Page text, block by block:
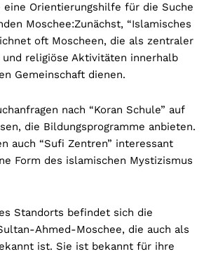
Orientierungshilfe für die Suche
Moschee:Zunächst, “Islamisches
oft Moscheen, die als zentraler
religiöse Aktivitäten innerhalb
Gemeinschaft dienen.
nach “Koran Schule” auf
die Bildungsprogramme anbieten.
auch “Sufi Zentren” interessant
Form des islamischen Mystizismus
Standorts befindet sich die
Ahmed-Moschee, die auch als
ist. Sie ist bekannt für ihre